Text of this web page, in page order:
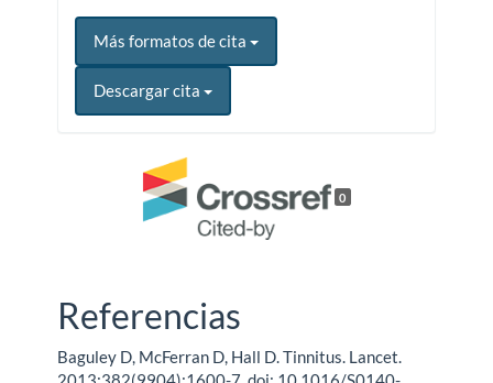
Más formatos de cita
Descargar cita
0
Referencias
Baguley D, McFerran D, Hall D. Tinnitus. Lancet.